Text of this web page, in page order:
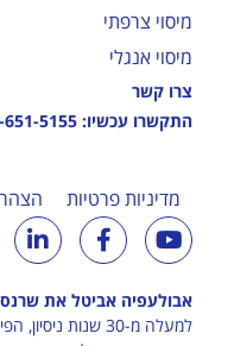
מיסוי צרפתי
מיסוי אנגלי
צרו קשר
התקשרו עכשיו: 651-5155
מדיניות פרטיות
אבולעפיה אביטל את
למעלה מ-30 שנות ניסיון, הפירמה מתמחה בכל תחומי ראיית החשבון,